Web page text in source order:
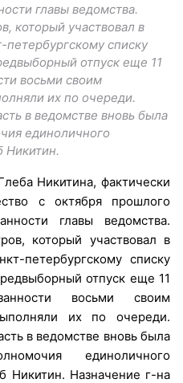
главы ведомства.
который участвовал в
петербургскому списку
отпуск еще 11
восьми своим
их по очереди.
в ведомстве вновь была
единоличного
Никитин.
Никитина, фактически
с октября прошлого
главы ведомства.
который участвовал в
петербургскому списку
отпуск еще 11
восьми своим
их по очереди.
в ведомстве вновь была
единоличного
Никитин. Назначение г-на